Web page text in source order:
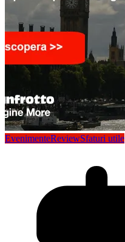
EvenimenteReviewSfaturi utile